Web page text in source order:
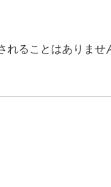
れることはありませ